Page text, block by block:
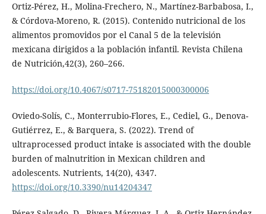
Ortiz-Pérez, H., Molina-Frechero, N., Martínez-Barbabosa, I.,
& Córdova-Moreno, R. (2015). Contenido nutricional de los
alimentos promovidos por el Canal 5 de la televisión
mexicana dirigidos a la población infantil. Revista Chilena
de Nutrición,42(3), 260–266.
https://doi.org/10.4067/s0717-75182015000300006
Oviedo-Solís, C., Monterrubio-Flores, E., Cediel, G., Denova-
Gutiérrez, E., & Barquera, S. (2022). Trend of
ultraprocessed product intake is associated with the double
burden of malnutrition in Mexican children and
adolescents. Nutrients, 14(20), 4347.
https://doi.org/10.3390/nu14204347